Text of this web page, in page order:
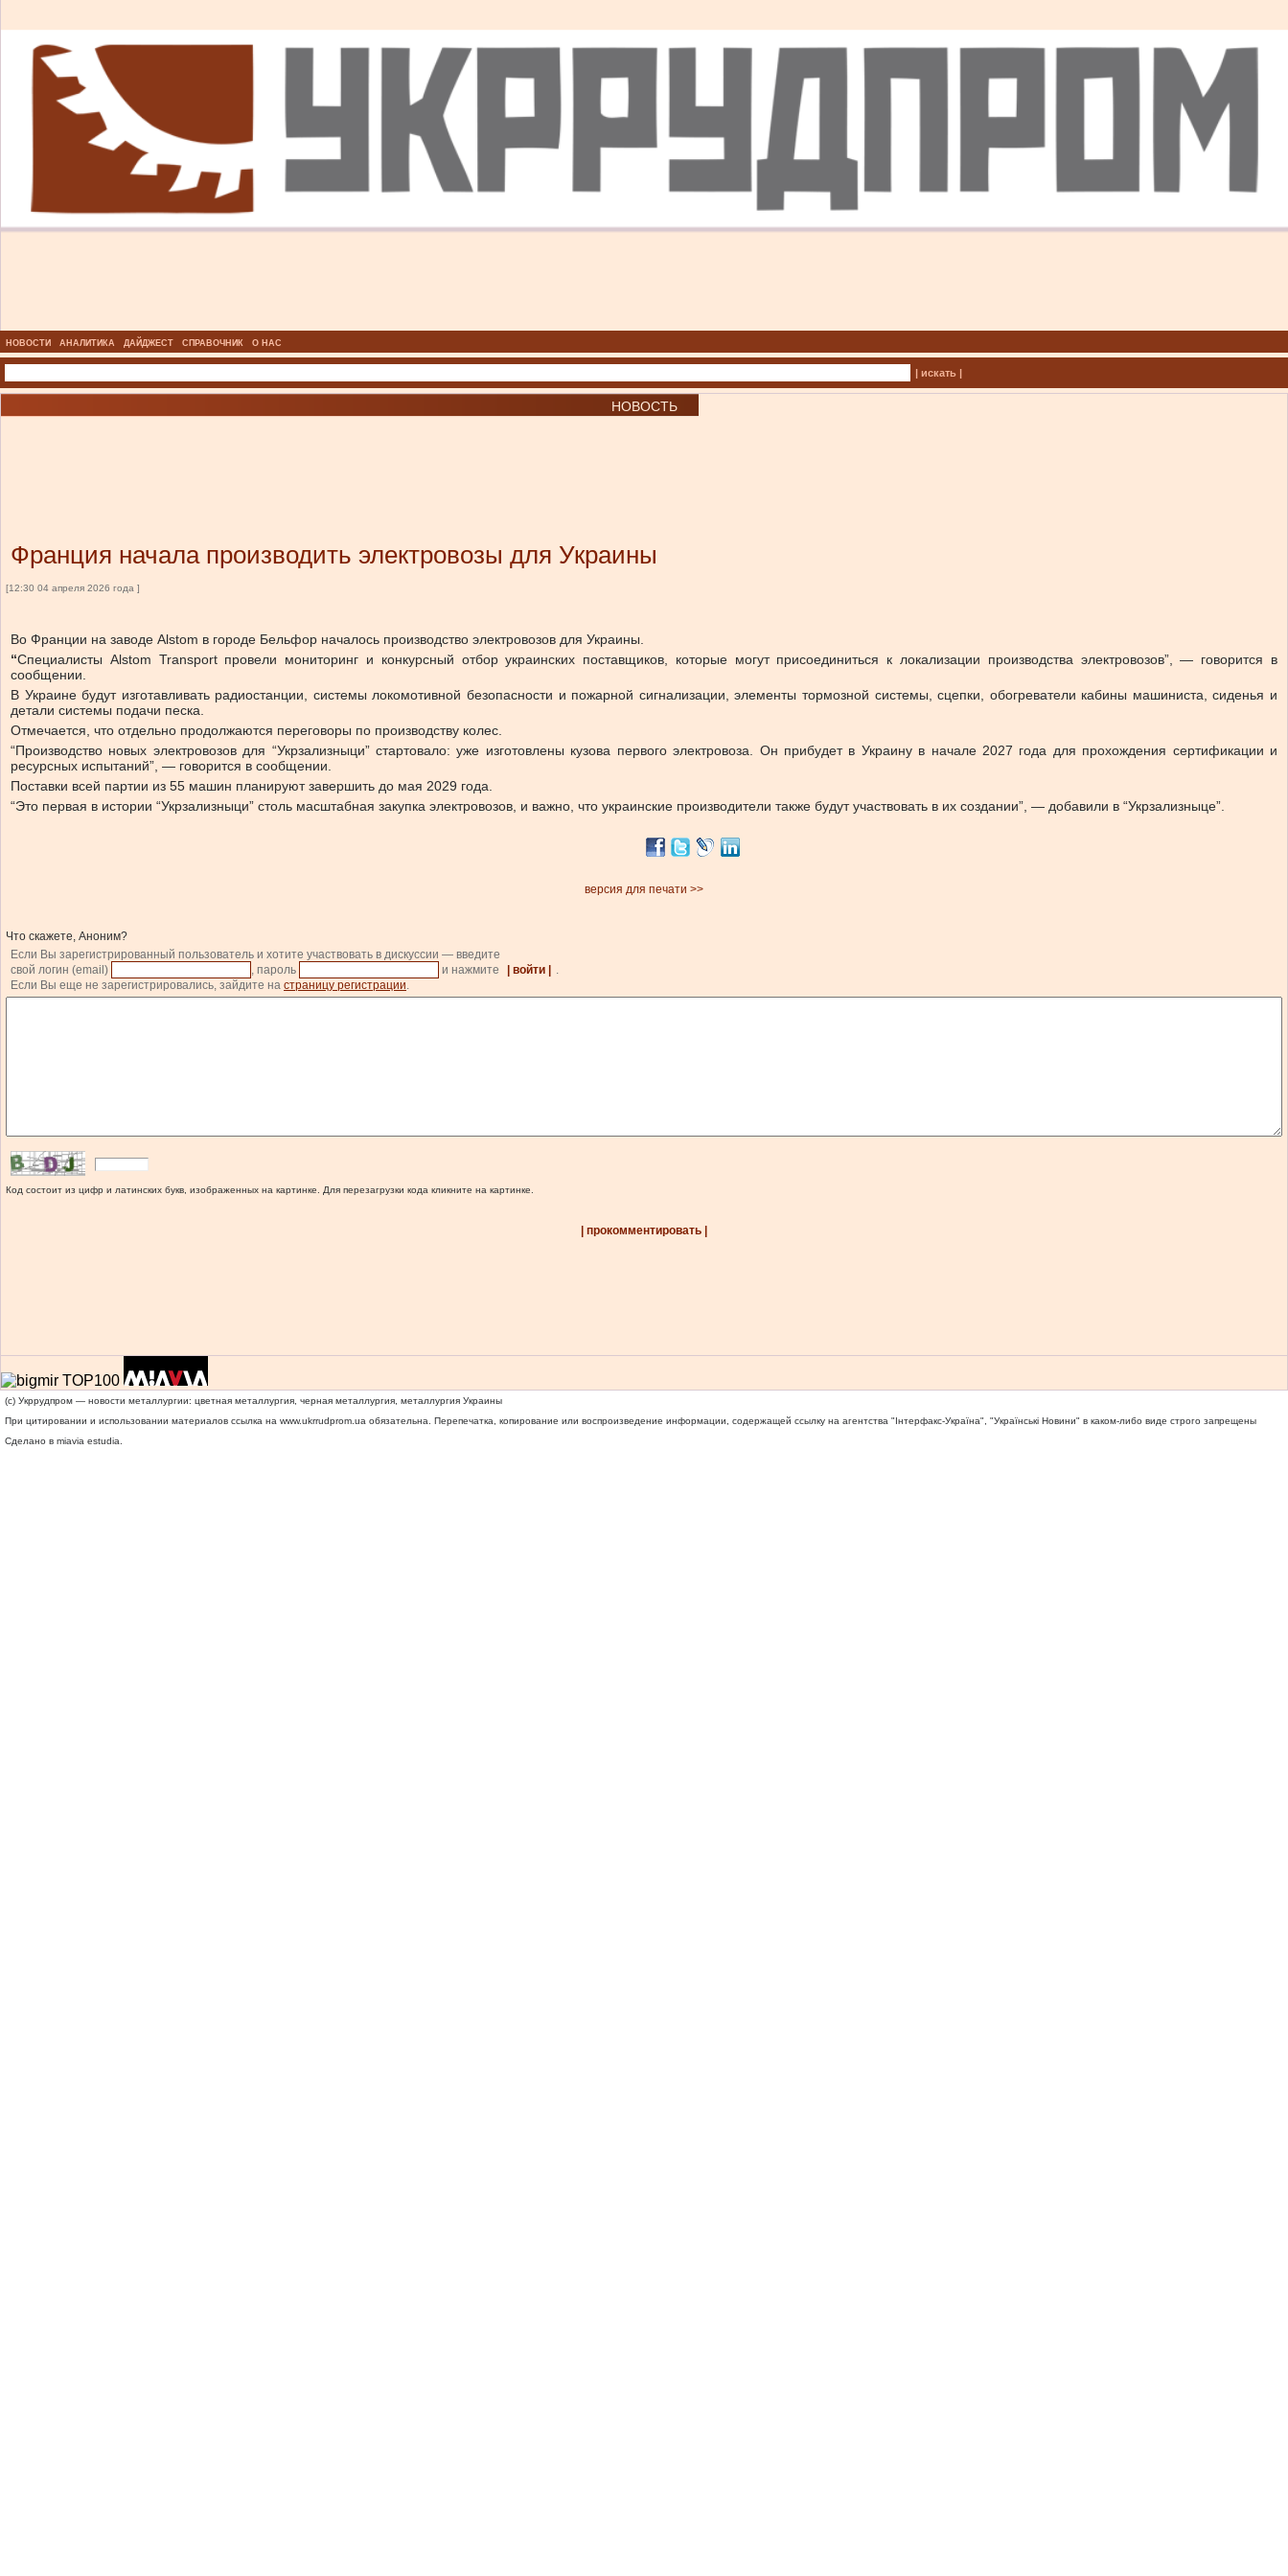
НОВОСТИ АНАЛИТИКА ДАЙДЖЕСТ СПРАВОЧНИК О НАС
| искать |
НОВОСТЬ
Франция начала производить электровозы для Украины
[12:30 04 апреля 2026 года ]
Во Франции на заводе Alstom в городе Бельфор началось производство электровозов для Украины.
“Специалисты Alstom Transport провели мониторинг и конкурсный отбор украинских поставщиков, которые могут присоединиться к локализации производства электровозов”, — говорится в
сообщении.
В Украине будут изготавливать радиостанции, системы локомотивной безопасности и пожарной сигнализации, элементы тормозной системы, сцепки, обогреватели кабины машиниста, сиденья и
детали системы подачи песка.
Отмечается, что отдельно продолжаются переговоры по производству колес.
“Производство новых электровозов для “Укрзализныци” стартовало: уже изготовлены кузова первого электровоза. Он прибудет в Украину в начале 2027 года для прохождения сертификации и
ресурсных испытаний”, — говорится в сообщении.
Поставки всей партии из 55 машин планируют завершить до мая 2029 года.
“Это первая в истории “Укрзализныци” столь масштабная закупка электровозов, и важно, что украинские производители также будут участвовать в их создании”, — добавили в “Укрзализныце”.
версия для печати >>
Что скажете, Аноним?
Если Вы зарегистрированный пользователь и хотите участвовать в дискуссии — введите
свой логин (email)
, пароль и нажмите | войти |
.
Если Вы еще не зарегистрировались, зайдите на страницу регистрации.
Код состоит из цифр и латинских букв, изображенных на картинке. Для перезагрузки кода кликните на картинке.
| прокомментировать |
(c) Укррудпром — новости металлургии: цветная металлургия, черная металлургия, металлургия Украины
При цитировании и использовании материалов ссылка на www.ukrrudprom.ua обязательна. Перепечатка, копирование или воспроизведение информации, содержащей ссылку на агентства "Iнтерфакс-Україна", "Українськi Новини" в каком-либо виде строго запрещены
Сделано в miavia estudia.